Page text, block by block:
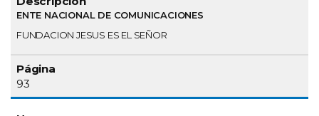
ENTE NACIONAL DE COMUNICACIONES
FUNDACION JESUS ES EL SEÑOR
93